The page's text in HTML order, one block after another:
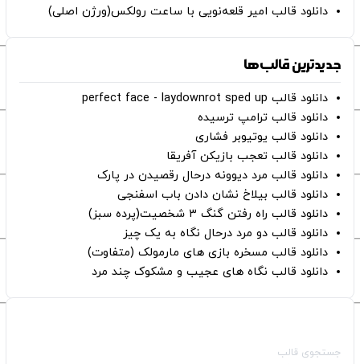
دانلود قالب امیر قلعه‌نویی با ساعت رولکس(ورژن اصلی)
جدیدترین قالب‌ها
دانلود قالب perfect face - laydownrot sped up
دانلود قالب ترامپ ترسیده
دانلود قالب یوتیوبر فشاری
دانلود قالب تعجب بازیکن آفریقا
دانلود قالب مرد دیوونه درحال رقصیدن در پارک
دانلود قالب بیلاخ نشان دادن باب اسفنجی
دانلود قالب راه رفتن گنگ ۳ شخصیت(پرده سبز)
دانلود قالب دو مرد درحال نگاه به یک چیز
دانلود قالب مسخره بازی های مارمولک (متفاوت)
دانلود قالب نگاه های عجیب و مشکوک چند مرد
جستجوی قالب